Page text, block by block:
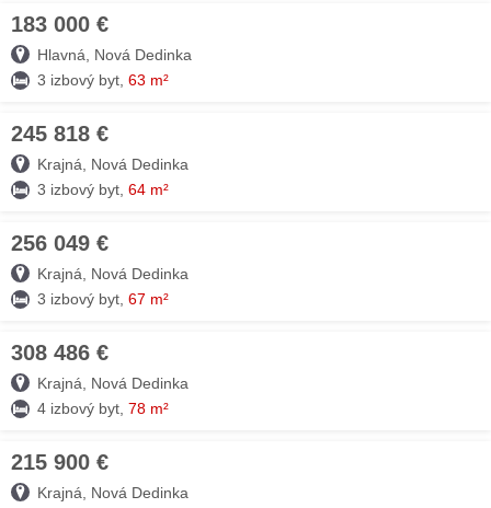
183 000 €
Hlavná, Nová Dedinka
3 izbový byt, 63 m²
245 818 €
Krajná, Nová Dedinka
3 izbový byt, 64 m²
256 049 €
Krajná, Nová Dedinka
3 izbový byt, 67 m²
308 486 €
Krajná, Nová Dedinka
4 izbový byt, 78 m²
215 900 €
Krajná, Nová Dedinka